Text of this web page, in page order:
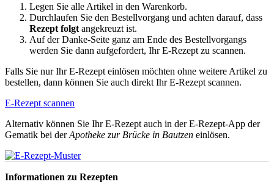
Legen Sie alle Artikel in den Warenkorb.
Durchlaufen Sie den Bestellvorgang und achten darauf, dass
Rezept folgt angekreuzt ist.
Auf der Danke-Seite ganz am Ende des Bestellvorgangs
werden Sie dann aufgefordert, Ihr E-Rezept zu scannen.
Falls Sie nur Ihr E-Rezept einlösen möchten ohne weitere Artikel zu
bestellen, dann können Sie auch direkt Ihr E-Rezept scannen.
E-Rezept scannen
Alternativ können Sie Ihr E-Rezept auch in der E-Rezept-App der
Gematik bei derApotheke zur Brücke in Bautzen einlösen.
Informationen zu Rezepten